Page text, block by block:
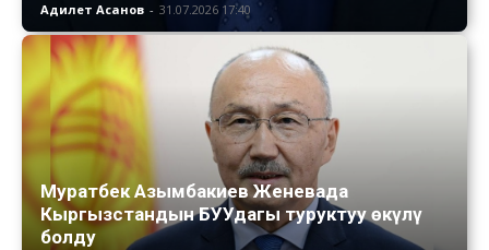
Адилет Асанов - 31.07.2026 17:40
Муратбек Азымбакиев Женевада
Кыргызстандын БУУдагы туруктуу өкүлү
болду